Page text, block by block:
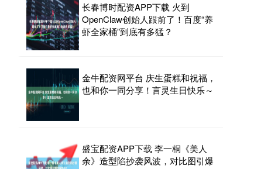
长春博时配资APP下载 火到
OpenClaw创始人跟前了！百度“养
虾全家桶”到底有多猛？
金牛配资网平台 庆生蛋糕和祝福，
也和你一同分享！言灵生日快乐～
盛宝配资APP下载 李一桐《美人
余》造型陷抄袭风波，对比图引爆